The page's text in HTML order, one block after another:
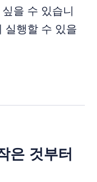
을 수 있습니
실행할 수 있을
은 것부터